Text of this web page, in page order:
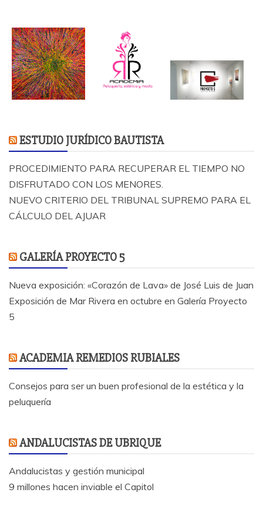
ESTUDIO JURÍDICO BAUTISTA
PROCEDIMIENTO PARA RECUPERAR EL TIEMPO NO
DISFRUTADO CON LOS MENORES.
NUEVO CRITERIO DEL TRIBUNAL SUPREMO PARA EL
CÁLCULO DEL AJUAR
GALERÍA PROYECTO 5
Nueva exposición: «Corazón de Lava» de José Luis de Juan
Exposición de Mar Rivera en octubre en Galería Proyecto
5
ACADEMIA REMEDIOS RUBIALES
Consejos para ser un buen profesional de la estética y la
peluquería
ANDALUCISTAS DE UBRIQUE
Andalucistas y gestión municipal
9 millones hacen inviable el Capitol